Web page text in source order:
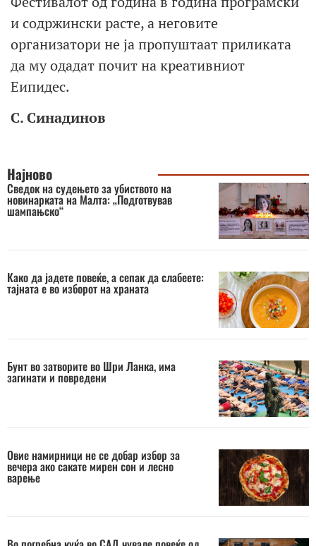
и содржински расте, а неговите
организатори не ја пропуштаат приликата
да му одадат почит на креативниот
Еипидес.
С. Синадинов
Најново
Сведок на судењето за убиството на
новинарката на Малта: „Подготвував
шампањско“
Како да јадете повеќе, а сепак да слабеете:
тајната е во изборот на храната
Бунт во затворите во Шри Ланка, има
загинати и повредени
Овие намирници не се добар избор за
вечера ако сакате мирен сон и лесно
варење